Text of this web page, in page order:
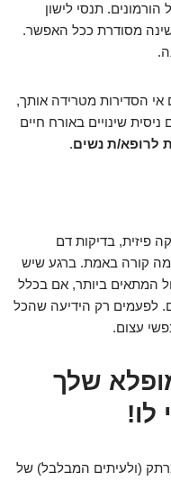
תנסי לישון
שינה מסודרת ככל האפשר.
אי הסדירות מטרידה אותך,
שינויים באורח חיים
לרופא/ת נשים.
פיזית, בדיקות דם
מה קורה באמת. ברגע שיש
המתאים ביותר, אם בכלל
לפעמים רק הידיעה שהכל
עצום.
שלך
לו!
(ולעיתים המבלבל) של